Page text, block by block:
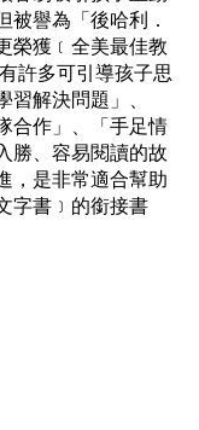
被譽為「後哈利．
榮獲﹝全美最佳教
許多可引導孩子思
習解決問題」、
合作」、「手足情
勝、容易閱讀的故
， 是非常適合幫助
字書﹞的銜接書